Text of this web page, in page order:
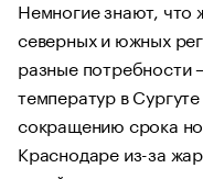
Немногие знают,
северных и южных
разные
температур в
сокращению срока
Краснодаре из-за